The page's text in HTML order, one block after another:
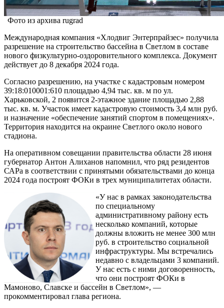
Фото из архива rugrad
Международная компания «Хлодвиг Энтерпрайзес» получила
разрешение на строительство бассейна в Светлом в составе
нового физкультурно-оздоровительного комплекса. Документ
действует до 8 декабря 2024 года.
Согласно разрешению, на участке с кадастровым номером
39:18:010001:610 площадью 4,94 тыс. кв. м по ул.
Харьковской, 2 появится 2-этажное здание площадью 2,88
тыс. кв. м. Участок имеет кадастровую стоимость 3,4 млн руб.
и назначение «обеспечение занятий спортом в помещениях».
Территория находится на окраине Светлого около нового
стадиона.
На оперативном совещании правительства области 28 июня
губернатор Антон Алиханов напомнил, что ряд резидентов
САРа в соответствии с принятыми обязательствами до конца
2024 года построят ФОКи в трех муниципалитетах области.
«У нас в рамках законодательства
по специальному
административному району есть
несколько компаний, которые
должны вложить не менее 300 млн
руб. в строительство социальной
инфраструктуры. Мы встречались
недавно с владельцами 3 компаний.
У нас есть с ними договоренность,
что они построят ФОКи в
Мамоново, Славске и бассейн в Светлом», —
прокомментировал глава региона.